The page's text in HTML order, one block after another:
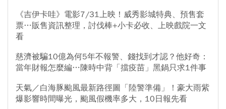
《吉伊卡哇》電影7/31上映！威秀影城特典、預售套
票…販售資訊整理，討伐棒+小卡必收、上映戲院一文
看
慈濟被騙10億為何5年不報警、錢找到才認？他好奇：
當年財報怎麼編…陳時中背「擋疫苗」黑鍋只求1件事
天氣／白海豚颱風最新路徑圖「陸警準備」！豪大雨紫
爆影響時間曝光，颱風假機率多大，10日報先看